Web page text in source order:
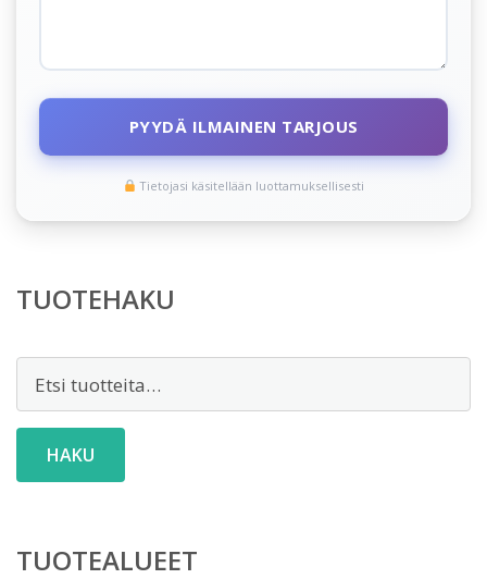
PYYDÄ ILMAINEN TARJOUS
Tietojasi käsitellään luottamuksellisesti
TUOTEHAKU
HAKU
TUOTEALUEET